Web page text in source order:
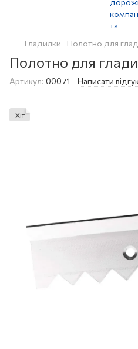
Гладилки Полотно для
Полотно для
Артикул: 00071 Написати
Хіт